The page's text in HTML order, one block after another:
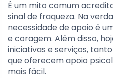
É um mito comum
sinal de fraqueza. Na
necessidade de apoio é
e coragem. Além disso,
iniciativas e serviços,
que oferecem apoio
mais fácil.